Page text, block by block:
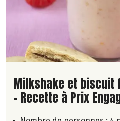
Lire la suite de la
Milkshake et biscuit
- Recette à Prix